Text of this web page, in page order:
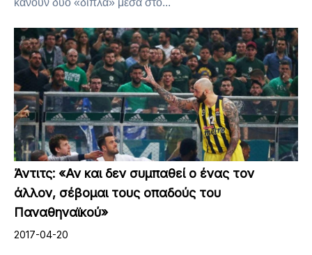
κάνουν δύο «διπλά» μέσα στο...
Άντιτς: «Αν και δεν συμπαθεί ο ένας τον
άλλον, σέβομαι τους οπαδούς του
Παναθηναϊκού»
2017-04-20